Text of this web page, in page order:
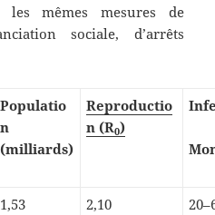
les mêmes mesures de
sociale, d’arrêts
Populatio
n
(milliards)
Reproductio
n (R0)
1,53 2,10